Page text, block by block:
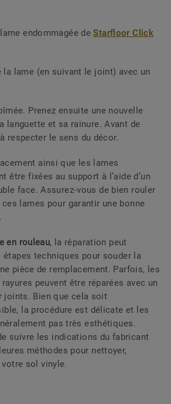
endommagée deStarfloor Click
la lame (en suivant le joint) avec un
Prenez ensuite une nouvelle
languette et sa rainure. Avant de
respecter le sens du décor.
ainsi que les lames
être fixées au support à l’aide d’un
face. Assurez‑vous de bien rouler
lames pour garantir une bonne
en rouleau, la réparation peut
techniques pour souder la
pièce de remplacement. Parfois, les
peuvent être réparées avec un
joints. Bien que cela soit
la procédure est délicate et les
pas très esthétiques.
suivre les indications du fabricant
méthodes pour nettoyer,
sol vinyle.